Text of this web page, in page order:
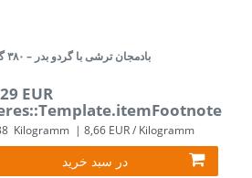
بادمجان ترشی با گردو بدر – ۳۸۰ گرم
EUR
Kilogramm | 8,66 EUR / Kilogramm
در سبد خرید